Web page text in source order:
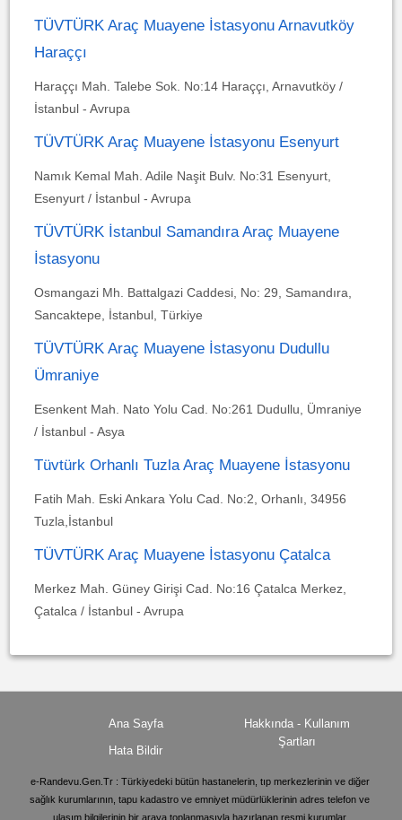
TÜVTÜRK Araç Muayene İstasyonu Arnavutköy
Haraççı
Haraççı Mah. Talebe Sok. No:14 Haraççı, Arnavutköy /
İstanbul - Avrupa
TÜVTÜRK Araç Muayene İstasyonu Esenyurt
Namık Kemal Mah. Adile Naşit Bulv. No:31 Esenyurt,
Esenyurt / İstanbul - Avrupa
TÜVTÜRK İstanbul Samandıra Araç Muayene
İstasyonu
Osmangazi Mh. Battalgazi Caddesi, No: 29, Samandıra,
Sancaktepe, İstanbul, Türkiye
TÜVTÜRK Araç Muayene İstasyonu Dudullu
Ümraniye
Esenkent Mah. Nato Yolu Cad. No:261 Dudullu, Ümraniye
/ İstanbul - Asya
Tüvtürk Orhanlı Tuzla Araç Muayene İstasyonu
Fatih Mah. Eski Ankara Yolu Cad. No:2, Orhanlı, 34956
Tuzla,İstanbul
TÜVTÜRK Araç Muayene İstasyonu Çatalca
Merkez Mah. Güney Girişi Cad. No:16 Çatalca Merkez,
Çatalca / İstanbul - Avrupa
Ana Sayfa
Hakkında - Kullanım
Şartları
Hata Bildir
e-Randevu.Gen.Tr : Türkiyedeki bütün hastanelerin, tıp merkezlerinin ve diğer
sağlık kurumlarının, tapu kadastro ve emniyet müdürlüklerinin adres telefon ve
ulaşım bilgilerinin bir araya toplanmasıyla hazırlanan resmi kurumlar